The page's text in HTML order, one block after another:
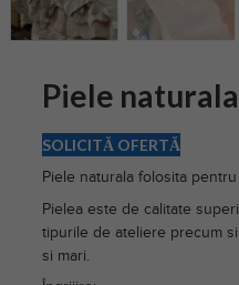
Piele
SOLICITĂ OFERTĂ
Piele naturala folosita
Pielea este de calitate
tipurile de ateliere precum
si mari.